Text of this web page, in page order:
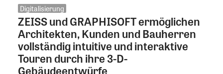
Digitalisierung
ZEISS und GRAPHISOFT ermöglichen
Architekten, Kunden und Bauherren
vollständig intuitive und interaktive
Touren durch ihre 3-D-
Gebäudeentwürfe